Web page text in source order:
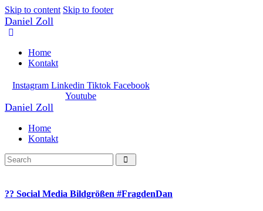
Skip to content Skip to footer
Daniel Zoll
Home
Kontakt
Instagram Linkedin Tiktok Facebook
Youtube
Daniel Zoll
Home
Kontakt
?? Social Media Bildgrößen #FragdenDan